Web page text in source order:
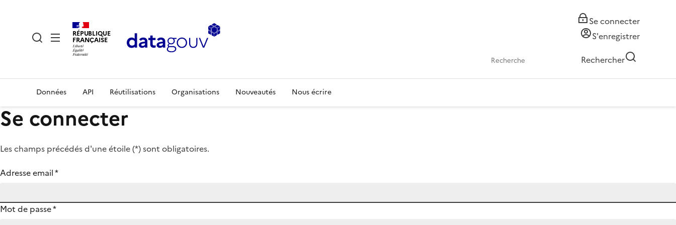
RÉPUBLIQUE
FRANÇAISE
Se connecter
S'enregistrer
Rechercher
Données API Réutilisations Organisations Nouveautés Nous écrire
Se connecter
Les champs précédés d'une étoile (*) sont obligatoires.
Adresse email*
Mot de passe*